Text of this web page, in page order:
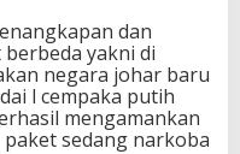
dan
yakni di
negara johar baru
l cempaka putih
mengamankan
sedang narkoba